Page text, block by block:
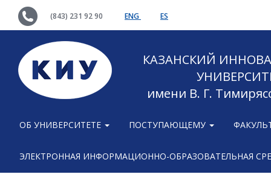
(843) 231 92 90 ENG ES
КАЗАНСКИЙ
имени В. Г.
ОБ УНИВЕРСИТЕТЕ ПОСТУПАЮЩЕМУ
ЭЛЕКТРОННАЯ ИНФОРМАЦИОННО-ОБРАЗОВАТЕЛЬНАЯ